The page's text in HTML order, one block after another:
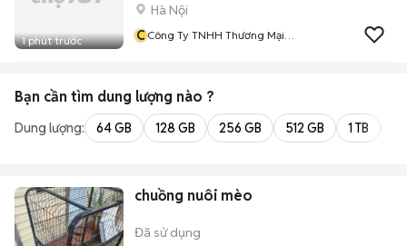
1 phút trước
Hà Nội
CCông Ty TNHH Thương Mại
Bạn cần tìm dung lượng nào ?
Dung lượng: 64 GB 128 GB 256 GB 512 GB 1 TB
chuồng nuôi mèo
Đã sử dụng